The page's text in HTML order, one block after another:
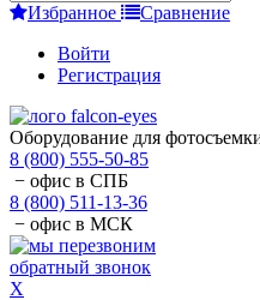
Избранное
Сравнение
Войти
Регистрация
Оборудование для
8 (800) 555-50-85
− офис в СПБ
8 (800) 511-13-36
− офис в МСК
обратный звонок
X